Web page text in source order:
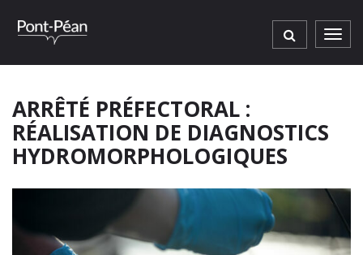
ARRÊTÉ PRÉFECTORAL :
RÉALISATION DE DIAGNOSTICS
HYDROMORPHOLOGIQUES